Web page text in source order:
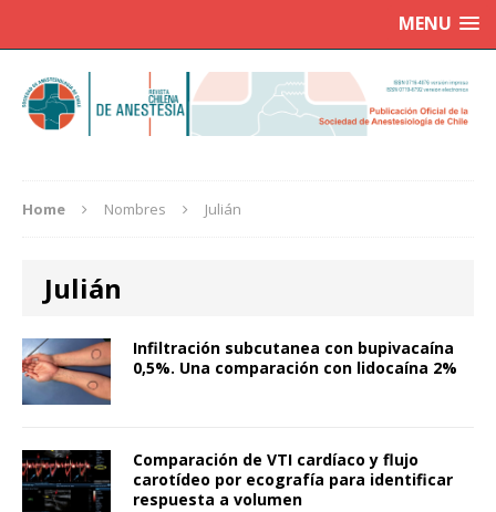
MENU
Home Nombres Julián
Julián
Infiltración subcutanea con bupivacaína
0,5%. Una comparación con lidocaína 2%
Comparación de VTI cardíaco y flujo
carotídeo por ecografía para identificar
respuesta a volumen